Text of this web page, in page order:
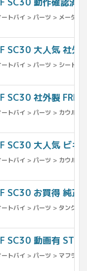
トバイ > パーツ > メーター
SC30 大人気 社外
トバイ > パーツ > シート >
SC30 社外製 FRP
トバイ > パーツ > カウル、
SC30 大人気 ビキ
トバイ > パーツ > カウル、
SC30 お買得 純正
トバイ > パーツ > タンク >
SC30 動画有
トバイ > パーツ > マフラー